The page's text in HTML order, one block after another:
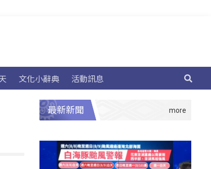
文化小辭典 活動訊息
最新新聞